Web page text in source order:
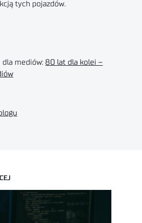
tych pojazdów.
dla mediów:80 lat dla kolei –